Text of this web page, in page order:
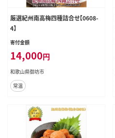
厳選紀州南高梅四種詰合せ【0608-
4】
寄付金額
14,000円
和歌山県御坊市
常温